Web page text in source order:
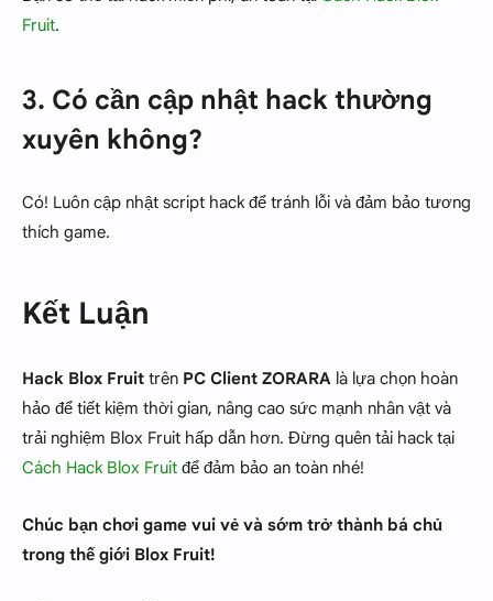
Fruit.
3. Có cần cập nhật hack thường
xuyên không?
Có! Luôn cập nhật script hack để tránh lỗi và đảm bảo tương
thích game.
Kết Luận
Hack Blox Fruit trên PC Client ZORARA là lựa chọn hoàn
hảo để tiết kiệm thời gian, nâng cao sức mạnh nhân vật và
trải nghiệm Blox Fruit hấp dẫn hơn. Đừng quên tải hack tại
Cách Hack Blox Fruit để đảm bảo an toàn nhé!
Chúc bạn chơi game vui vẻ và sớm trở thành bá chủ
trong thế giới Blox Fruit!